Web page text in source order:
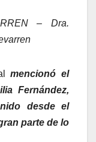
– Dra.
mencionó el
Fernández,
desde el
parte de lo